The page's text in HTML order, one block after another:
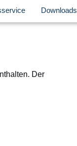
Downloads
Der